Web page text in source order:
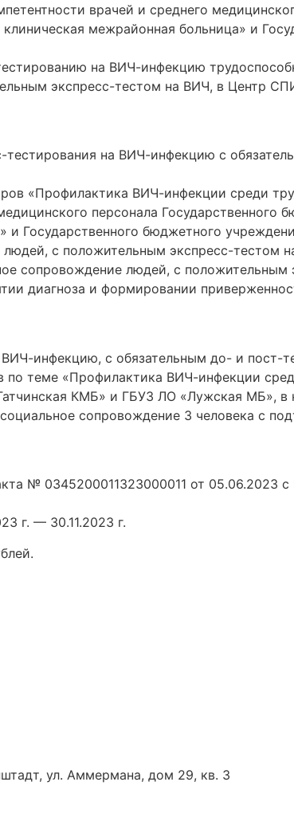
врачей и среднего
межрайонная больница» и
на ВИЧ-инфекцию
экспресс-тестом на ВИЧ, в Центр
тестирования на ВИЧ-инфекцию с
«Профилактика ВИЧ-инфекции среди
персонала
и Государственного бюджетного
людей, с положительным экспресс-тестом
сопровождение людей, с
диагноза и формировании
инфекцию, с обязательным до- и пост-
теме «Профилактика ВИЧ-инфекции
КМБ» и ГБУЗ ЛО «Лужская МБ», в
сопровождение 3 человека с
№ 0345200011323000011 от 05.06.2023
г. — 30.11.2023 г.
ул. Аммермана, дом 29, кв. 3